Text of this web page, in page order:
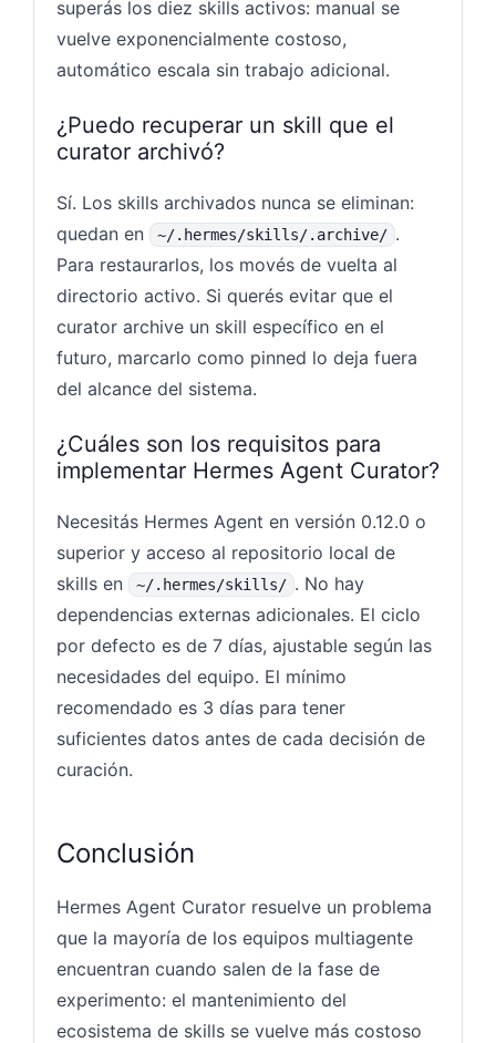
superás los diez skills activos: manual se
vuelve exponencialmente costoso,
automático escala sin trabajo adicional.
¿Puedo recuperar un skill que el
curator archivó?
Sí. Los skills archivados nunca se eliminan:
quedan en
~/.hermes/skills/.archive/ .
Para restaurarlos, los movés de vuelta al
directorio activo. Si querés evitar que el
curator archive un skill específico en el
futuro, marcarlo como pinned lo deja fuera
del alcance del sistema.
¿Cuáles son los requisitos para
implementar Hermes Agent Curator?
Necesitás Hermes Agent en versión 0.12.0 o
superior y acceso al repositorio local de
skills en
~/.hermes/skills/ . No hay
dependencias externas adicionales. El ciclo
por defecto es de 7 días, ajustable según las
necesidades del equipo. El mínimo
recomendado es 3 días para tener
suficientes datos antes de cada decisión de
curación.
Conclusión
Hermes Agent Curator resuelve un problema
que la mayoría de los equipos multiagente
encuentran cuando salen de la fase de
experimento: el mantenimiento del
ecosistema de skills se vuelve más costoso